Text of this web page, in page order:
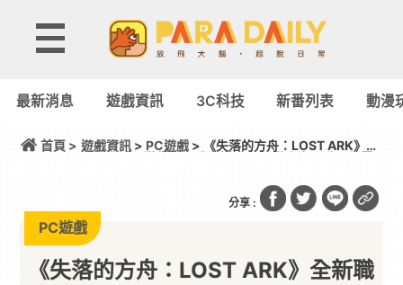
最新消息 遊戲資訊 3C科技 新番列表 動漫
首頁 > 遊戲資訊> PC遊戲> 《失落的方舟：LOST ARK》全
分享 :
PC遊戲
《失落的方舟：LOST ARK》全新職